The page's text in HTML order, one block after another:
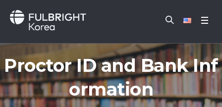
Proctor ID and Bank Inf
ormation